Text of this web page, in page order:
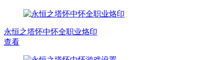
永恒之塔怀中怀全职业烙印
查看